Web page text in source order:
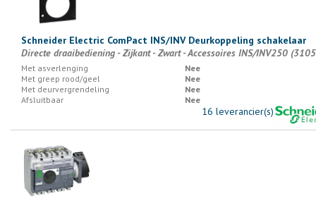
Schneider Electric ComPact INS/INV Deurkoppeling schakelaar
Directe draaibediening - Zijkant - Zwart - Accessoires INS/INV250
Met asverlenging
Nee
Met greep rood/geel
Nee
Met deurvergrendeling
Nee
Afsluitbaar
Nee
16 leverancier(s)